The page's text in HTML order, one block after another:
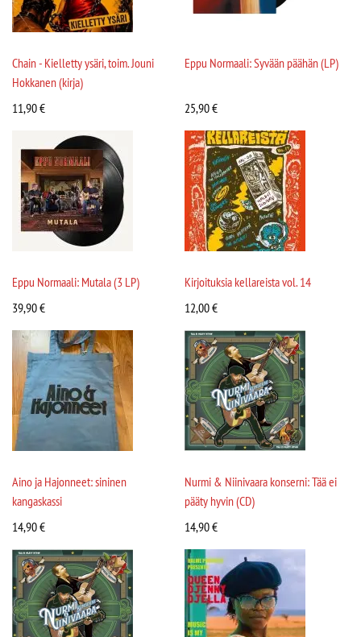
Chain - Kielletty ysäri, toim. Jouni
Hokkanen (kirja)
11,90€
Eppu Normaali: Syvään päähän (LP)
25,90€
Eppu Normaali: Mutala (3 LP)
39,90€
Kirjoituksia kellareista vol. 14
12,00€
Aino ja Hajonneet: sininen
kangaskassi
14,90€
Nurmi & Niinivaara konserni: Tää ei
pääty hyvin (CD)
14,90€